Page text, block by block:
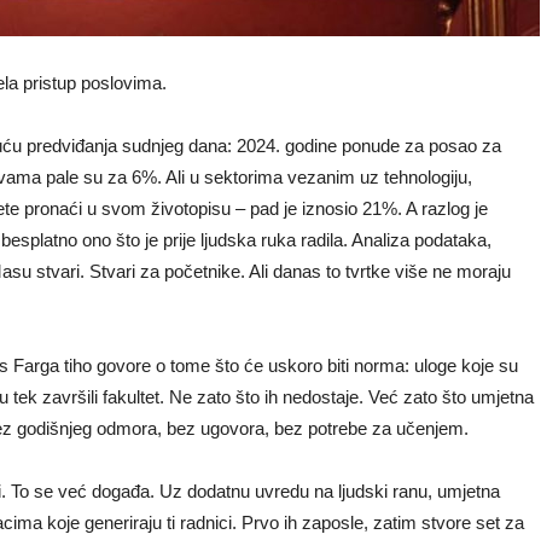
pristup poslovima.
predviđanja sudnjeg dana: 2024. godine ponude za posao za
pale su za 6%. Ali u sektorima vezanim uz tehnologiju,
pronaći u svom životopisu – pad je iznosio 21%. A razlog je
ono što je prije ljudska ruka radila. Analiza podataka,
stvari. Stvari za početnike. Ali danas to tvrtke više ne moraju
Farga tiho govore o tome što će uskoro biti norma: uloge koje su
tek završili fakultet. Ne zato što ih nedostaje. Već zato što umjetna
godišnjeg odmora, bez ugovora, bez potrebe za učenjem.
To se već događa. Uz dodatnu uvredu na ljudski ranu, umjetna
koje generiraju ti radnici. Prvo ih zaposle, zatim stvore set za